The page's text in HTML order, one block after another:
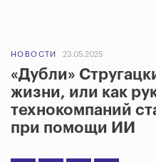
НОВОСТИ 23.05.2025
«Дубли»
жизни, или как
технокомпаний
при помощи ИИ